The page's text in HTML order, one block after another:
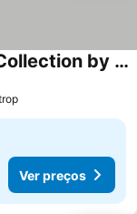
Hotel Essener Hof, Sure Hotel Collection by Best Western
Ver preços